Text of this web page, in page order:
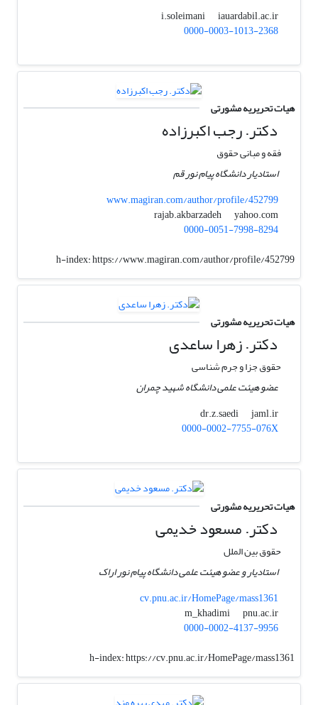
i.soleimani
iauardabil.ac.ir
0000-0003-1013-2368
هیات تحریریه مشورتی
دکتر. رجب اکبرزاده
فقه و مبانی حقوق
استادیار دانشگاه پیام نور قم
www.magiran.com/author/profile/452799
rajab.akbarzadeh
yahoo.com
0000-0051-7998-8294
h-index:https://www.magiran.com/author/profile/452799
هیات تحریریه مشورتی
دکتر. زهرا ساعدی
حقوق جزا و جرم شناسی
عضو هیئت علمی دانشگاه شهید چمران
dr.z.saedi
jaml.ir
0000-0002-7755-076X
هیات تحریریه مشورتی
دکتر. مسعود خدیمی
حقوق بین الملل
استادیار و عضو هیئت علمی دانشگاه پیام نور اراک
cv.pnu.ac.ir/HomePage/mass1361
m_khadimi
pnu.ac.ir
0000-0002-4137-9956
h-index:https://cv.pnu.ac.ir/HomePage/mass1361